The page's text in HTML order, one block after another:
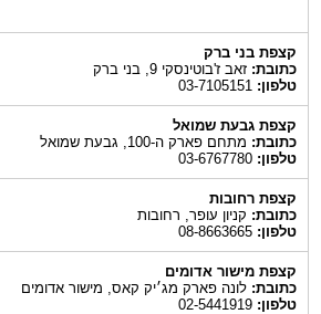
קצפת בני ברק
כתובת:זאב ז'בוטינסקי 9, בני ברק
טלפון:03-7105151
קצפת גבעת שמואל
כתובת:מתחם פארק ה-100, גבעת שמואל
טלפון:03-6767780
קצפת רחובות
כתובת:קניון עופר, רחובות
טלפון:08-8663665
קצפת מישור אדומים
כתובת:לונה פארק מג׳יק קאס, מישור אדומים
טלפון:02-5441919